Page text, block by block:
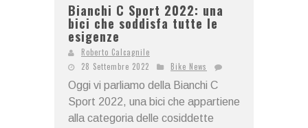
Bianchi C Sport 2022: una
bici che soddisfa tutte le
esigenze
Roberto Calcagnile
28 Settembre 2022
Bike News
Oggi vi parliamo della Bianchi C
Sport 2022, una bici che appartiene
alla categoria delle cosiddette